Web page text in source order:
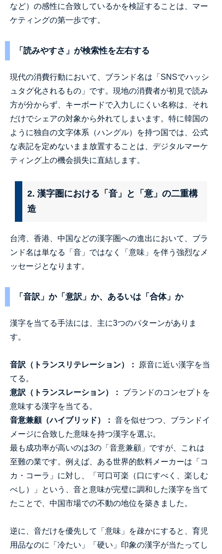
など）の感性に合致しているかを検証することは、マー
ケティングの第一歩です。
「読みやすさ」が検索性を左右する
現代の消費行動において、ブランド名は「SNSでハッシ
ュタグ化されるもの」です。現地の消費者が初見で読み
方が分からず、キーボードで入力しにくい名称は、それ
だけでシェアの対象から外れてしまいます。特に韓国の
ように独自の文字体系（ハングル）を持つ国では、公式
な表記を定めないまま放置することは、デジタルマーケ
ティング上の機会損失に直結します。
2. 漢字圏における「音」と「意」の二重構
造
台湾、香港、中国などの漢字圏への進出において、ブラ
ンド名は単なる「音」ではなく「意味」を伴う強烈なメ
ッセージとなります。
「音訳」か「意訳」か、あるいは「合体」か
漢字を当てる手法には、主に3つのパターンがありま
す。
音訳（トランスリテレーション）：
原音に近い漢字を当
てる。
意訳（トランスレーション）：
ブランドのコンセプトを
意味する漢字を当てる。
音意兼顧（ハイブリッド）： 音を似せつつ、ブランドイ
メージに合致した意味を持つ漢字を選ぶ。
最も成功率が高いのは3の「音意兼顧」ですが、これは
至難の業です。例えば、ある世界的飲料メーカーは「コ
カ・コーラ」に対し、「可口可楽（口にすべく、楽しむ
べし）」という、音と意味が完璧に調和した漢字を当て
たことで、中国市場での不動の地位を築きました。
逆に、音だけを優先して「意味」を疎かにすると、育児
用品なのに「冷たい」「硬い」印象の漢字が当たってし